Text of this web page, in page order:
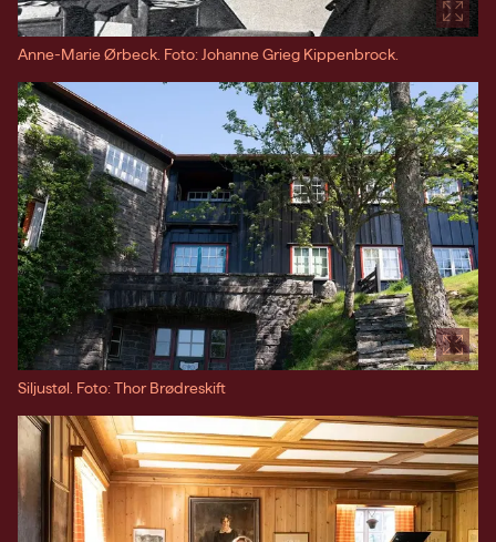
Anne-Marie Ørbeck. Foto: Johanne Grieg Kippenbrock.
Siljustøl. Foto: Thor Brødreskift